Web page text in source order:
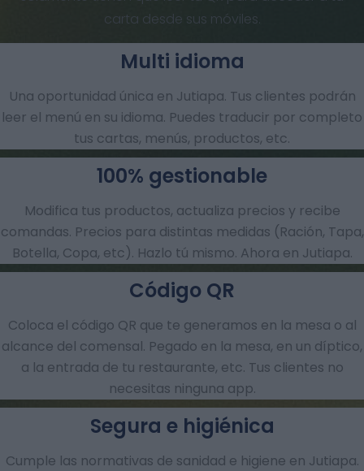
carta desde sus móviles.
Una oportunidad única en Jutiapa. Tus clientes podrán
leer el menú en su idioma. Puedes traducir por completo
tus cartas, menús, productos, etc.
Multi idioma
Modifica tus productos, actualiza precios y recibe
comandas.​ Precios para distintas medidas (Ración, Tapa,
Botella, Copa, etc). Hazlo tú mismo. Ahora en Jutiapa.
100% gestionable
Coloca el código QR que te generamos en la mesa o al
alcance del comensal. Pegado en la mesa, en un díptico,
a la entrada de tu restaurante, etc. Tus clientes no
necesitas ninguna app.
Código QR
Cumple las normativas de sanidad e higiene en Jutiapa.
Segura e higiénica